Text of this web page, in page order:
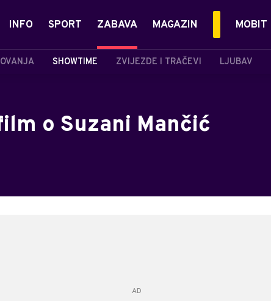
INFO SPORT ZABAVA
SHOWTIME ZVIJEZDE I TRAČEVI LJUBAV
MAGAZIN MOBIT
o Suzani Mančić